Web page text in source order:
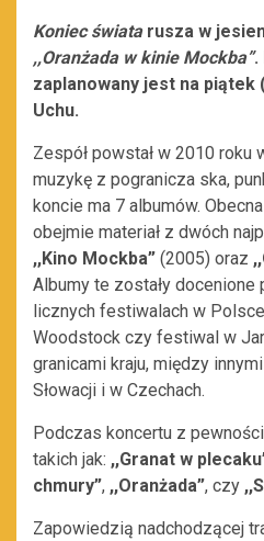
Koniec światarusza w
,,Oranżada w kinie Mockba”.
zaplanowany jest na piątek
Uchu.
Zespół powstał w 2010 roku
muzykę z pogranicza ska,
koncie ma 7 albumów.
obejmie materiał z dwóch
,,Kino Mockba” (2005) oraz
Albumy te zostały
licznych festiwalach w
Woodstock czy festiwal w
granicami kraju, między
Słowacji i w Czechach.
Podczas koncertu z
takich jak: ,,Granat w
chmury”, ,,Oranżada”, czy
Zapowiedzią nadchodzącej